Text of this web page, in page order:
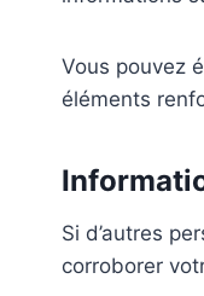
Vous pouvez
éléments
Si d’autres
corroborer